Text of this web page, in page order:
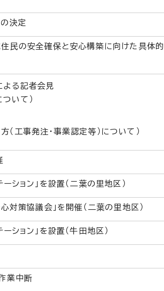
決定
民の安全確保と安心構築に向けた具体
よる記者会見
いて）
工事発注・事業認定等）について）
ション」を設置（二葉の里地区）
対策協議会」を開催（二葉の里地区）
ション」を設置（牛田地区）
業中断